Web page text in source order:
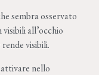
sembra osservato
all’occhio
visibili.
nello